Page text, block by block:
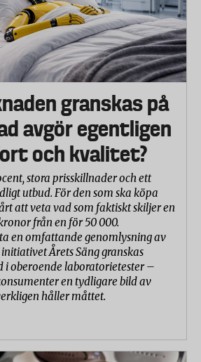
granskas på
avgör egentligen
och kvalitet?
stora prisskillnader och ett
utbud. För den som ska köpa
att veta vad som faktiskt skiljer en
från en för 50 000.
en omfattande genomlysning av
Årets Säng granskas
i oberoende laboratorietester –
en tydligare bild av
håller måttet.